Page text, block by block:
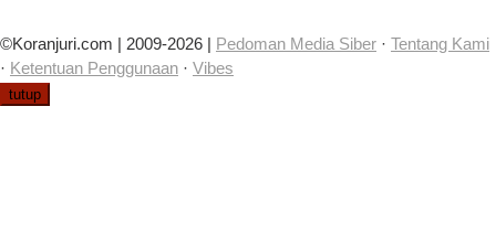
©Koranjuri.com | 2009-2026 | Pedoman Media Siber · Tentang Kami
· Ketentuan Penggunaan · Vibes
tutup